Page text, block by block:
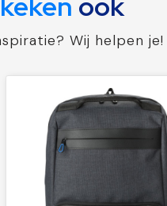
Wij helpen je!